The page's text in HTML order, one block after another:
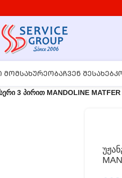
ᲛᲝᲛᲡᲐᲮᲣᲠᲔᲝᲑᲐᲩᲕᲔᲜ ᲨᲔᲡᲐᲮᲔᲑ
3 პირით MANDOLINE MATFER